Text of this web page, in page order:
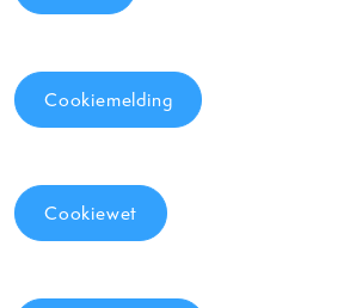
Cookiemelding
Cookiewet